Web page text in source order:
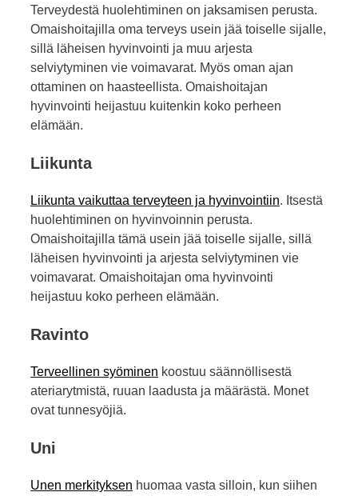
Terveydestä huolehtiminen on jaksamisen perusta.
Omaishoitajilla oma terveys usein jää toiselle sijalle,
sillä läheisen hyvinvointi ja muu arjesta
selviytyminen vie voimavarat. Myös oman ajan
ottaminen on haasteellista. Omaishoitajan
hyvinvointi heijastuu kuitenkin koko perheen
elämään.
Liikunta
Liikunta vaikuttaa terveyteen ja hyvinvointiin. Itsestä
huolehtiminen on hyvinvoinnin perusta.
Omaishoitajilla tämä usein jää toiselle sijalle, sillä
läheisen hyvinvointi ja arjesta selviytyminen vie
voimavarat. Omaishoitajan oma hyvinvointi
heijastuu koko perheen elämään.
Ravinto
Terveellinen syöminen koostuu säännöllisestä
ateriarytmistä, ruuan laadusta ja määrästä. Monet
ovat tunnesyöjiä.
Uni
Unen merkityksen huomaa vasta silloin, kun siihen